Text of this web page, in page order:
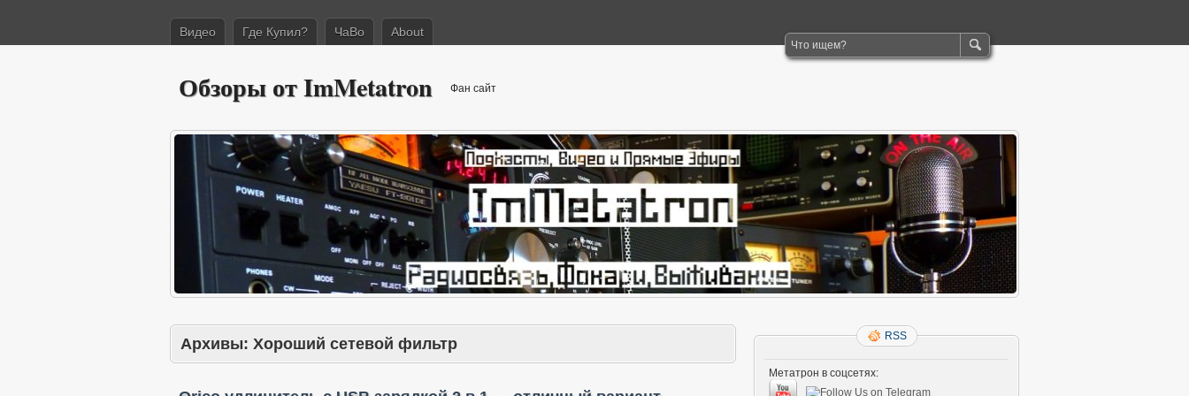
Видео Где Купил? ЧаВо About
Обзоры от ImMetatron Фан сайт
Архивы: Хороший сетевой фильтр RSS
Метатрон в соцсетях: